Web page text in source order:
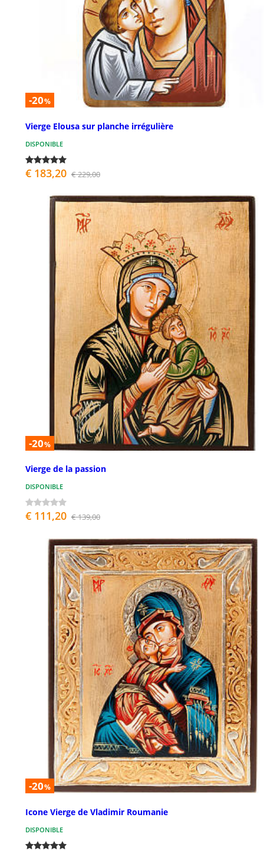
-20%
Vierge Elousa sur planche irrégulière
DISPONIBLE
€ 183,20 € 229,00
-20%
Vierge de la passion
DISPONIBLE
€ 111,20 € 139,00
-20%
Icone Vierge de Vladimir Roumanie
DISPONIBLE